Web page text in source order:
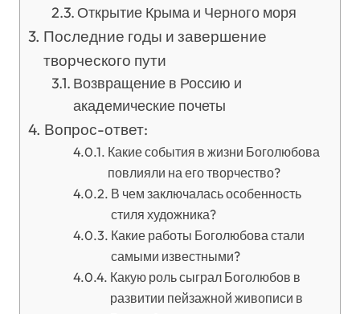
Открытие Крыма и Черного моря
Последние годы и завершение
творческого пути
Возвращение в Россию и
академические почеты
Вопрос-ответ:
Какие события в жизни Боголюбова
повлияли на его творчество?
В чем заключалась особенность
стиля художника?
Какие работы Боголюбова стали
самыми известными?
Какую роль сыграл Боголюбов в
развитии пейзажной живописи в